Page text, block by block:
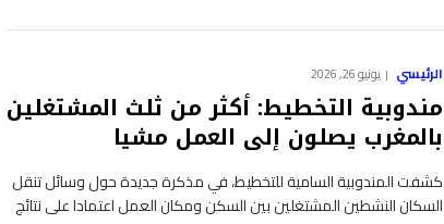
الرئيسي يونيو 26, 2026
مندوبية التخطيط: أكثر من ثلث المشتغلين
بالمغرب يصلون إلى العمل مشيا
كشفت المندوبية السامية للتخطيط، في مذكرة جديدة حول وسائل تنقل
السكان النشطين المشتغلين بين السكن ومكان العمل اعتمادا على نتائج